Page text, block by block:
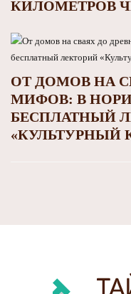
КИЛОМЕТРОВ
ОТ ДОМОВ НА
МИФОВ: В
БЕСПЛАТНЫЙ
«КУЛЬТУРНЫЙ